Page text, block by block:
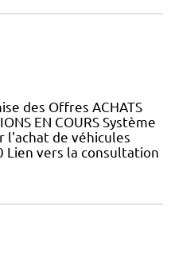
des Offres ACHATS
EN COURS Système
l'achat de véhicules
Lien vers la consultation